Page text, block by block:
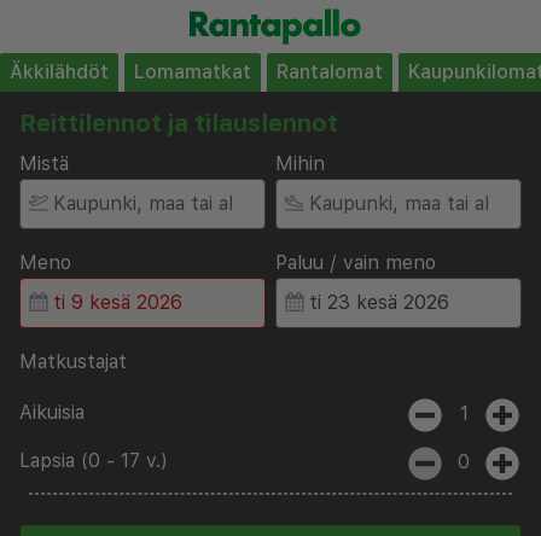
Äkkilähdöt Lomamatkat Rantalomat
Reittilennot ja tilauslennot
Mistä Mihin
Meno Paluu / vain meno
Matkustajat
Aikuisia 1
Lapsia (0 - 17 v.) 0